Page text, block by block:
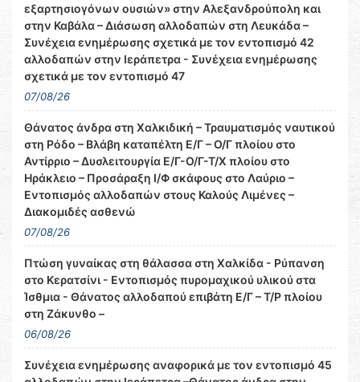
εξαρτησιογόνων ουσιών» στην Αλεξανδρούπολη και
στην Καβάλα – Διάσωση αλλοδαπών στη Λευκάδα –
Συνέχεια ενημέρωσης σχετικά με τον εντοπισμό 42
αλλοδαπών στην Ιεράπετρα - Συνέχεια ενημέρωσης
σχετικά με τον εντοπισμό 47
07/08/26
Θάνατος άνδρα στη Χαλκιδική – Τραυματισμός ναυτικού
στη Ρόδο – Βλάβη καταπέλτη Ε/Γ – Ο/Γ πλοίου στο
Αντίρριο – Δυσλειτουργία Ε/Γ-Ο/Γ-Τ/Χ πλοίου στο
Ηράκλειο – Προσάραξη Ι/Φ σκάφους στο Λαύριο –
Εντοπισμός αλλοδαπών στους Καλούς Λιμένες –
Διακομιδές ασθενώ
07/08/26
Πτώση γυναίκας στη θάλασσα στη Χαλκίδα - Ρύπανση
στο Κερατσίνι - Εντοπισμός πυρομαχικού υλικού στα
Ίσθμια - Θάνατος αλλοδαπού επιβάτη Ε/Γ – Τ/Ρ πλοίου
στη Ζάκυνθο –
06/08/26
Συνέχεια ενημέρωσης αναφορικά με τον εντοπισμό 45